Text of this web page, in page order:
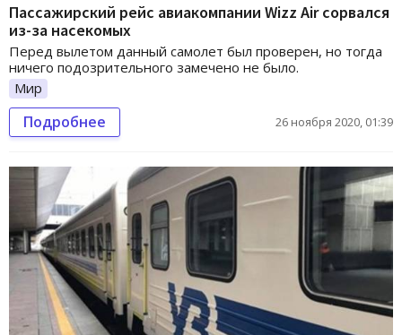
Пассажирский рейс авиакомпании Wizz Air сорвался
из-за насекомых
Перед вылетом данный самолет был проверен, но тогда
ничего подозрительного замечено не было.
Мир
Подробнее 26 ноября 2020, 01:39